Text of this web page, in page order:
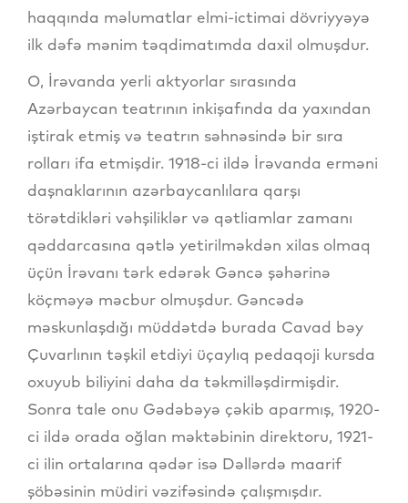
haqqında məlumatlar elmi-ictimai dövriyyəyə
ilk dəfə mənim təqdimatımda daxil olmuşdur.
O, İrəvanda yerli aktyorlar sırasında
Azərbaycan teatrının inkişafında da yaxından
iştirak etmiş və teatrın səhnəsində bir sıra
rolları ifa etmişdir. 1918-ci ildə İrəvanda erməni
daşnaklarının azərbaycanlılara qarşı
törətdikləri vəhşiliklər və qətliamlar zamanı
qəddarcasına qətlə yetirilməkdən xilas olmaq
üçün İrəvanı tərk edərək Gəncə şəhərinə
köçməyə məcbur olmuşdur. Gəncədə
məskunlaşdığı müddətdə burada Cavad bəy
Çuvarlının təşkil etdiyi üçaylıq pedaqoji kursda
oxuyub biliyini daha da təkmilləşdirmişdir.
Sonra tale onu Gədəbəyə çəkib aparmış, 1920-
ci ildə orada oğlan məktəbinin direktoru, 1921-
ci ilin ortalarına qədər isə Dəllərdə maarif
şöbəsinin müdiri vəzifəsində çalışmışdır.